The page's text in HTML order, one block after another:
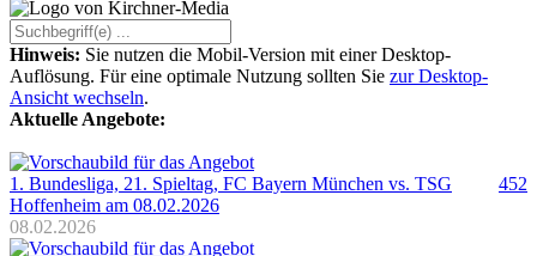
Hinweis: Sie nutzen die Mobil-Version mit einer Desktop-
Auflösung. Für eine optimale Nutzung sollten Sie zur Desktop-
Ansicht wechseln.
Aktuelle Angebote:
1. Bundesliga, 21. Spieltag, FC Bayern München vs. TSG
Hoffenheim am 08.02.2026
08.02.2026
452